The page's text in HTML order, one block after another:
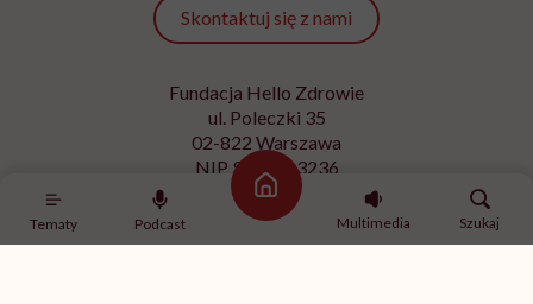
Tematy Podcast
Strona główna
Multimedia
Szukaj
Skontaktuj się z nami
Fundacja Hello Zdrowie
ul. Poleczki 35
02-822 Warszawa
NIP 9512613236
Kontakt z redakcją
redakcja@hellozdrowie.pl